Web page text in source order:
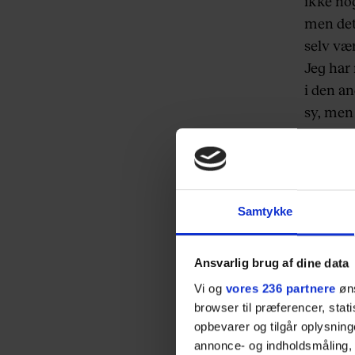
Samtykke
Ansvarlig brug af dine data
Vi og vores 236 partnere
browser til præferencer,
opbevarer og tilgår
annonce- og
men
selv
Jeg
i den
sy,
nogen
indfri